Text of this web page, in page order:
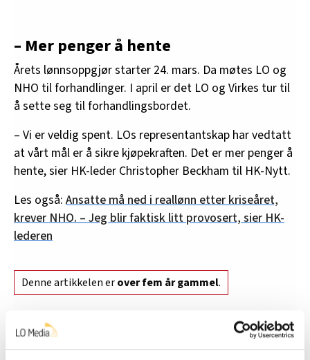
– Mer penger å hente
Årets lønnsoppgjør starter 24. mars. Da møtes LO og
NHO til forhandlinger. I april er det LO og Virkes tur til
å sette seg til forhandlingsbordet.
– Vi er veldig spent. LOs representantskap har vedtatt
at vårt mål er å sikre kjøpekraften. Det er mer penger å
hente, sier HK-leder Christopher Beckham til HK-Nytt.
Les også: Ansatte må ned i reallønn etter kriseåret,
krever NHO. – Jeg blir faktisk litt provosert, sier HK-
lederen
Denne artikkelen erover fem år gammel.
Lønn og arbeidsforhold Nyheter